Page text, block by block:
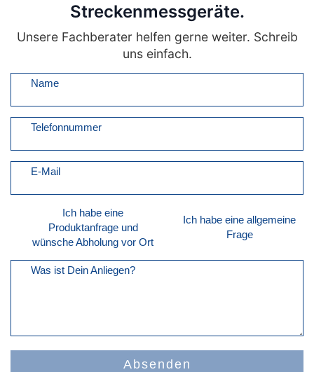
Streckenmessgeräte.
Unsere Fachberater helfen gerne weiter. Schreib
uns einfach.
Name
Telefonnummer
E-Mail
Ich habe eine
Produktanfrage und
wünsche Abholung vor Ort
Ich habe eine allgemeine
Frage
Was ist Dein Anliegen?
Absenden